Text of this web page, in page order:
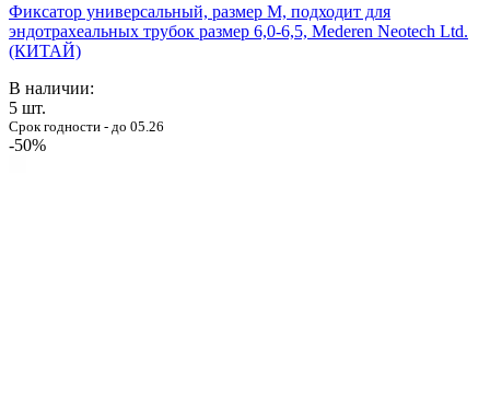
Фиксатор универсальный, размер М, подходит для
эндотрахеальных трубок размер 6,0-6,5, Mederen Neotech Ltd.
(КИТАЙ)
В наличии:
5 шт.
Срок годности - до 05.26
-50%